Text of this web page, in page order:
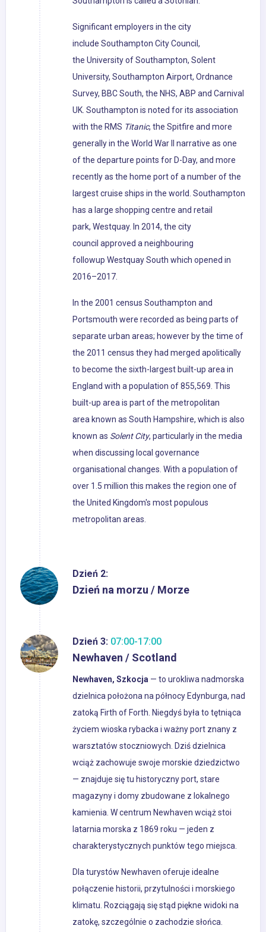
Significant employers in the city
include Southampton City Council,
the University of Southampton, Solent
University, Southampton Airport, Ordnance
Survey, BBC South, the NHS, ABP and Carnival
UK. Southampton is noted for its association
with the RMS Titanic, the Spitfire and more
generally in the World War II narrative as one
of the departure points for D-Day, and more
recently as the home port of a number of the
largest cruise ships in the world. Southampton
has a large shopping centre and retail
park, Westquay. In 2014, the city
council approved a neighbouring
followup Westquay South which opened in
2016–2017.
In the 2001 census Southampton and
Portsmouth were recorded as being parts of
separate urban areas; however by the time of
the 2011 census they had merged apolitically
to become the sixth-largest built-up area in
England with a population of 855,569. This
built-up area is part of the metropolitan
area known as South Hampshire, which is also
known as Solent City, particularly in the media
when discussing local governance
organisational changes. With a population of
over 1.5 million this makes the region one of
the United Kingdom's most populous
metropolitan areas.
Dzień 2:
Dzień na morzu / Morze
Dzień 3: 07:00-17:00
Newhaven / Scotland
Newhaven, Szkocja — to urokliwa nadmorska
dzielnica położona na północy Edynburga, nad
zatoką Firth of Forth. Niegdyś była to tętniąca
życiem wioska rybacka i ważny port znany z
warsztatów stoczniowych. Dziś dzielnica
wciąż zachowuje swoje morskie dziedzictwo
— znajduje się tu historyczny port, stare
magazyny i domy zbudowane z lokalnego
kamienia. W centrum Newhaven wciąż stoi
latarnia morska z 1869 roku — jeden z
charakterystycznych punktów tego miejsca.
Dla turystów Newhaven oferuje idealne
połączenie historii, przytulności i morskiego
klimatu. Rozciągają się stąd piękne widoki na
zatokę, szczególnie o zachodzie słońca.